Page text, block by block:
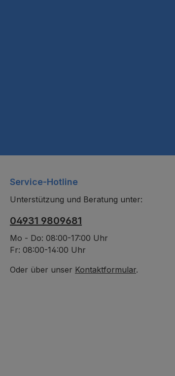
Service-Hotline
Unterstützung und Beratung unter:
04931 9809681
Mo - Do: 08:00-17:00 Uhr
Fr: 08:00-14:00 Uhr
Oder über unser Kontaktformular.